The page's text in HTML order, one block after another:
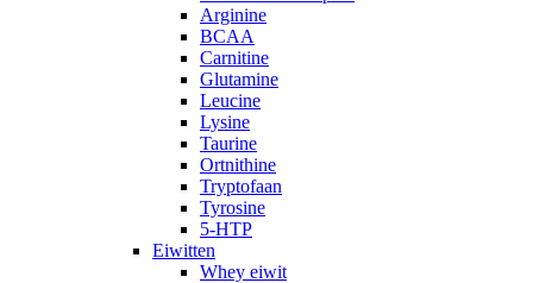
Arginine
BCAA
Carnitine
Glutamine
Leucine
Lysine
Taurine
Ortnithine
Tryptofaan
Tyrosine
5-HTP
Eiwitten
Whey eiwit